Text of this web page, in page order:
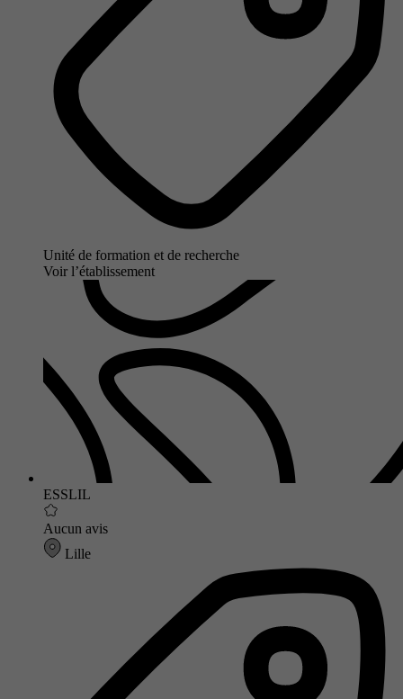
Unité de formation et de recherche
Voir l’établissement
ESSLIL
Aucun avis
Lille